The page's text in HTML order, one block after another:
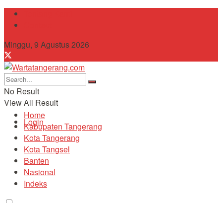
Minggu, 9 Agustus 2026
No Result
View All Result
Login
Home
Kabupaten Tangerang
Kota Tangerang
Kota Tangsel
Banten
Nasional
Indeks